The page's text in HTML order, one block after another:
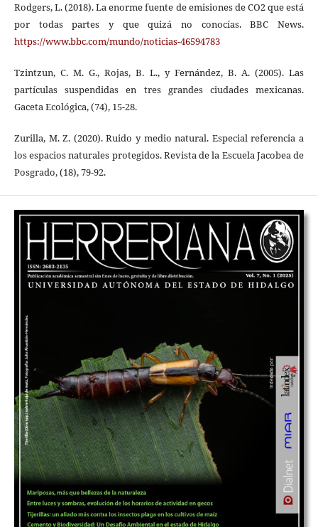
Rodgers, L. (2018). La enorme fuente de emisiones de CO2 que está
por todas partes y que quizá no conocías. BBC News.
https://www.bbc.com/mundo/noticias-46594783
Tzintzun, C. M. G., Rojas, B. L., y Fernández, B. A. (2005). Las
partículas suspendidas en tres grandes ciudades mexicanas.
Gaceta Ecológica, (74), 15-28.
Zurilla, M. Z. (2020). Ruido y medio natural. Especial referencia a
los espacios naturales protegidos. Revista de la Escuela Jacobea de
Posgrado, (18), 79-92.